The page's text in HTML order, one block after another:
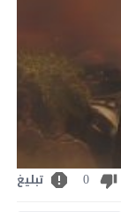
0 تبليغ